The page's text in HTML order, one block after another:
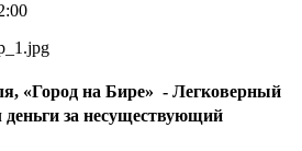
на Бире» - Легковерный
за несуществующий